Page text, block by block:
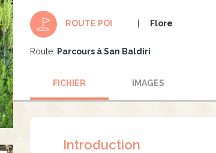
ROUTE POI Flore
Route: Parcours à San Baldiri
FICHIER IMAGES
Introduction